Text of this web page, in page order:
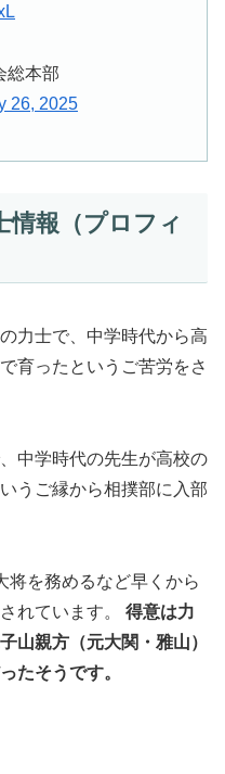
総本部
26, 2025
情報（プロフィ
力士で、中学時代から高
育ったというご苦労をさ
中学時代の先生が高校の
うご縁から相撲部に入部
将を務めるなど早くから
れています。 得意は力
山親方（元大関・雅山）
たそうです。